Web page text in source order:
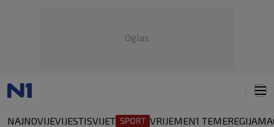
Oglas
NAJNOVIJEVIJESTISVIJET VRIJEMEN1 TEMEREGIJA